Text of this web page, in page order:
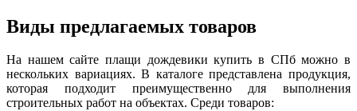
Виды предлагаемых товаров
На нашем сайте плащи дождевики купить в СПб можно в
нескольких вариациях. В каталоге представлена продукция,
которая подходит преимущественно для выполнения
строительных работ на объектах. Среди товаров: